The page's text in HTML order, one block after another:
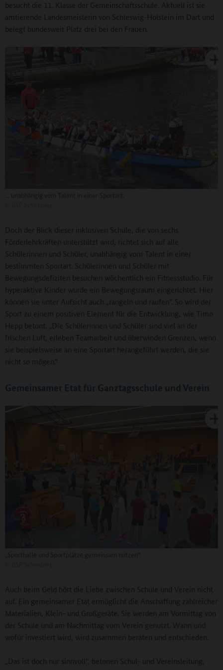
besucht die 11. Klasse der Gemeinschaftsschule. Aktuell ist sie
amtierende Landesmeisterin von Schleswig-Holstein im Dart und
belegt bundesweit Platz drei bei den Frauen.
Doch der Blick dieser inklusiven Schule, die von sechs
Förderlehrkräften unterstützt wird, richtet sich auf alle
Schülerinnen und Schüler, unabhängig vom Talent in einer
bestimmten Sportart. Schülerinnen und Schüler mit
Bewegungsdefiziten besuchen wöchentlich ein Fitnessstudio. Für
hyperaktive Kinder wurde ein Bewegungsraum eingerichtet. Hier
können sie unter Aufsicht auch „rangeln und raufen“. So wird der
Sport zu einem positiven Element für die Entwicklung, wie Timo
Hepp betont. „Die Schülerinnen und Schüler sind viel an der
frischen Luft, erleben Teamarbeit und überwinden Grenzen, wenn
sie beispielsweise an eine Sportart herangeführt werden, die sie
nicht so mögen.“
Gemeinsamer Etat für Ganztagsschule und Verein
Auch beim Geld hört die Liebe zwischen Schule und Verein nicht
auf. Ein gemeinsamer Etat ermöglicht die Anschaffung zahlreicher
Materialien, Klein- und Großgeräte. Sie werden am Vormittag von
der Schule und am Nachmittag vom Verein genutzt. Wann und
wofür investiert wird, wird zusammen beraten und entschieden.
„Das ist doch nur sinnvoll“, betonen Schul- und Vereinsleitung,